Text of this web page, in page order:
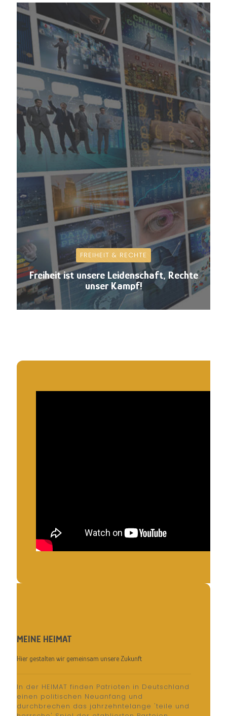
FREIHEIT & RECHTE
Freiheit ist unsere Leidenschaft, Rechte
unser Kampf!
MEINE HEIMAT
Hier gestalten wir gemeinsam unsere Zukunft
In der HEIMAT finden Patrioten in Deutschland
einen politischen Neuanfang und
durchbrechen das jahrzehntelange 'teile und